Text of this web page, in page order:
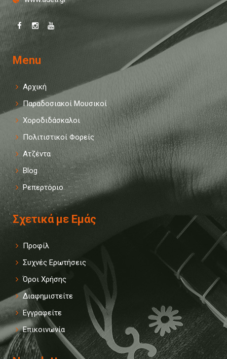
Menu
Αρχική
Παραδοσιακοί Μουσικοί
Χοροδιδάσκαλοι
Πολιτιστικοί Φορείς
Ατζέντα
Blog
Ρεπερτόριο
Σχετικά με Εμάς
Προφίλ
Συχνές Ερωτήσεις
Όροι Χρήσης
Διαφημιστείτε
Εγγραφείτε
Επικοινωνία